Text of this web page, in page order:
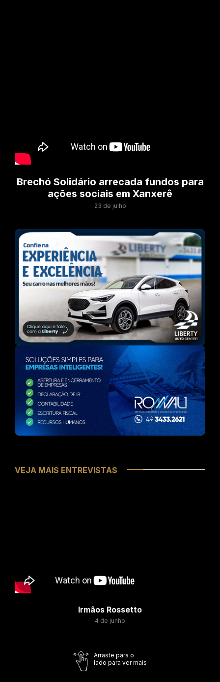
Brechó Solidário arrecada fundos para
ações sociais em Xanxerê
23 de julho
VEJA MAIS ENTREVISTAS
Irmãos Rossetto
4 de junho
Arraste para o
lado para ver mais